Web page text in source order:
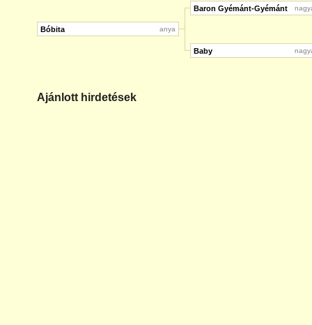
Bóbita anya
Baron Gyémánt-Gyémánt
Baby
Ajánlott hirdetések